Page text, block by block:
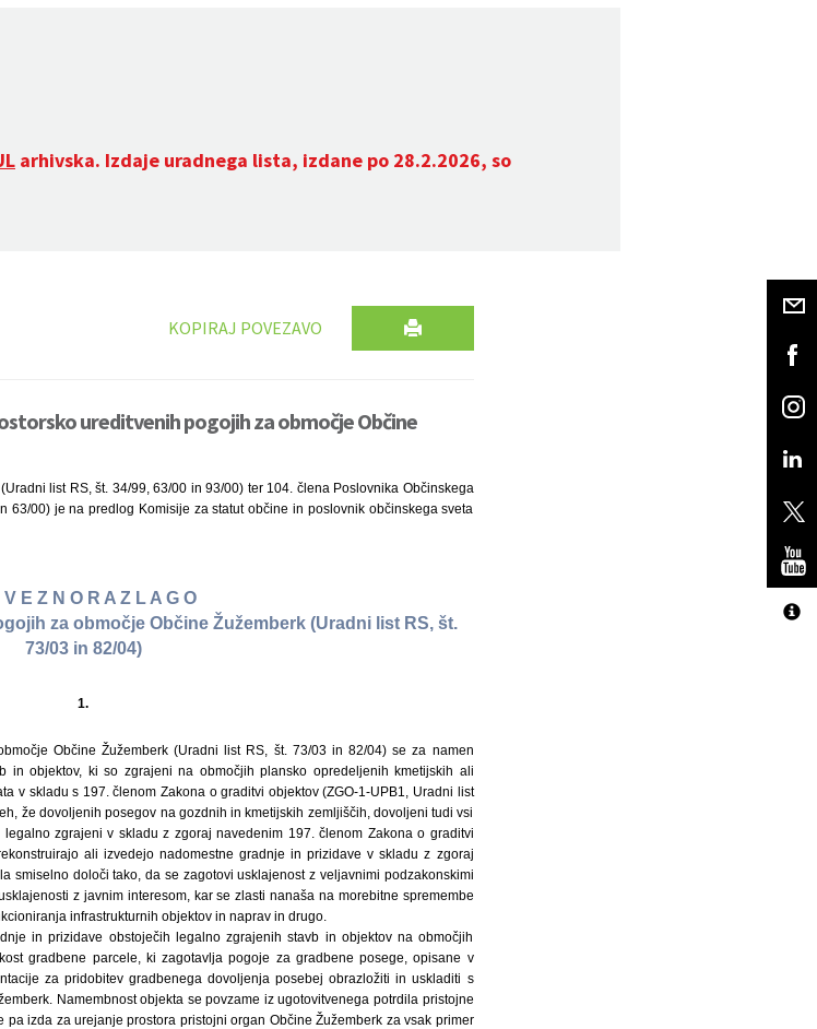
arhivska. Izdaje uradnega lista, izdane po 28.2.2026, so
KOPIRAJ POVEZAVO
ureditvenih pogojih za območje Občine
list RS, št. 34/99, 63/00 in 93/00) ter 104. člena Poslovnika Občinskega
63/00) je na predlog Komisije za statut občine in poslovnik občinskega sveta
V E Z N O R A Z L A G O
za območje Občine Žužemberk (Uradni list RS, št.
73/03 in 82/04)
1.
Občine Žužemberk (Uradni list RS, št. 73/03 in 82/04) se za namen
in objektov, ki so zgrajeni na območjih plansko opredeljenih kmetijskih ali
v skladu s 197. členom Zakona o graditvi objektov (ZGO-1-UPB1, Uradni list
že dovoljenih posegov na gozdnih in kmetijskih zemljiščih, dovoljeni tudi vsi
zgrajeni v skladu z zgoraj navedenim 197. členom Zakona o graditvi
ali izvedejo nadomestne gradnje in prizidave v skladu z zgoraj
smiselno določi tako, da se zagotovi usklajenost z veljavnimi podzakonskimi
z javnim interesom, kar se zlasti nanaša na morebitne spremembe
infrastrukturnih objektov in naprav in drugo.
in prizidave obstoječih legalno zgrajenih stavb in objektov na območjih
gradbene parcele, ki zagotavlja pogoje za gradbene posege, opisane v
za pridobitev gradbenega dovoljenja posebej obrazložiti in uskladiti s
Namembnost objekta se povzame iz ugotovitvenega potrdila pristojne
izda za urejanje prostora pristojni organ Občine Žužemberk za vsak primer